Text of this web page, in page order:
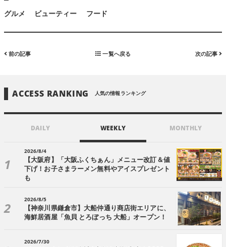
グルメ ビューティー フード
前の記事 一覧へ戻る 次の記事
ACCESS RANKING 人気の情報ランキング
DAILY WEEKLY MONTHLY
2026/8/4
【大阪府】「大阪ふくちぁん」メニュー改訂＆値
下げ！お子さまラーメン無料やアイスプレゼント
も
2026/8/5
【神奈川県鎌倉市】大船仲通り商店街エリアに、
海鮮居酒屋「魚貝 とろぼっち 大船」オープン！
2026/7/30